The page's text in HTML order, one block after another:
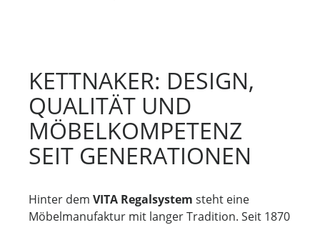
KETTNAKER: DESIGN,
QUALITÄT UND
MÖBELKOMPETENZ
SEIT GENERATIONEN
Hinter dem VITA Regalsystem steht eine
Möbelmanufaktur mit langer Tradition. Seit 1870